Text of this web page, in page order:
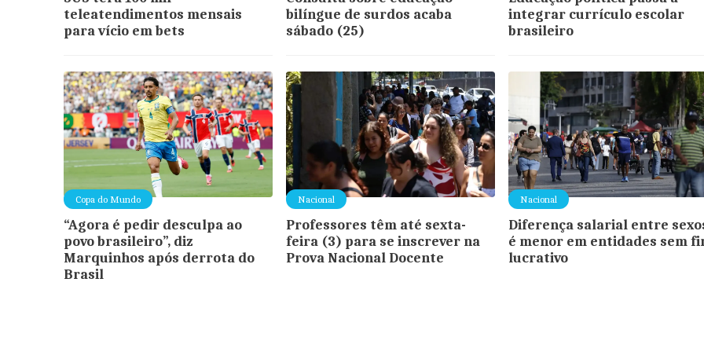
teleatendimentos mensais
para vício em bets
bilíngue de surdos acaba
sábado (25)
integrar currículo escolar
brasileiro
Copa do Mundo
“Agora é pedir desculpa ao
povo brasileiro”, diz
Marquinhos após derrota do
Brasil
Nacional
Professores têm até sexta-
feira (3) para se inscrever na
Prova Nacional Docente
Nacional
Diferença salarial entre
é menor em entidades sem
lucrativo